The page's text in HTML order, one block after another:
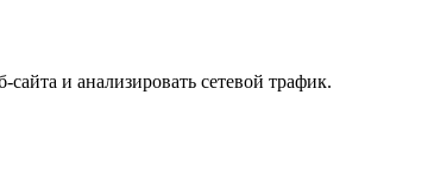
и анализировать сетевой трафик.